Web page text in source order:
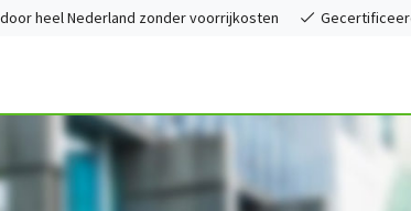
heel Nederland zonder voorrijkosten